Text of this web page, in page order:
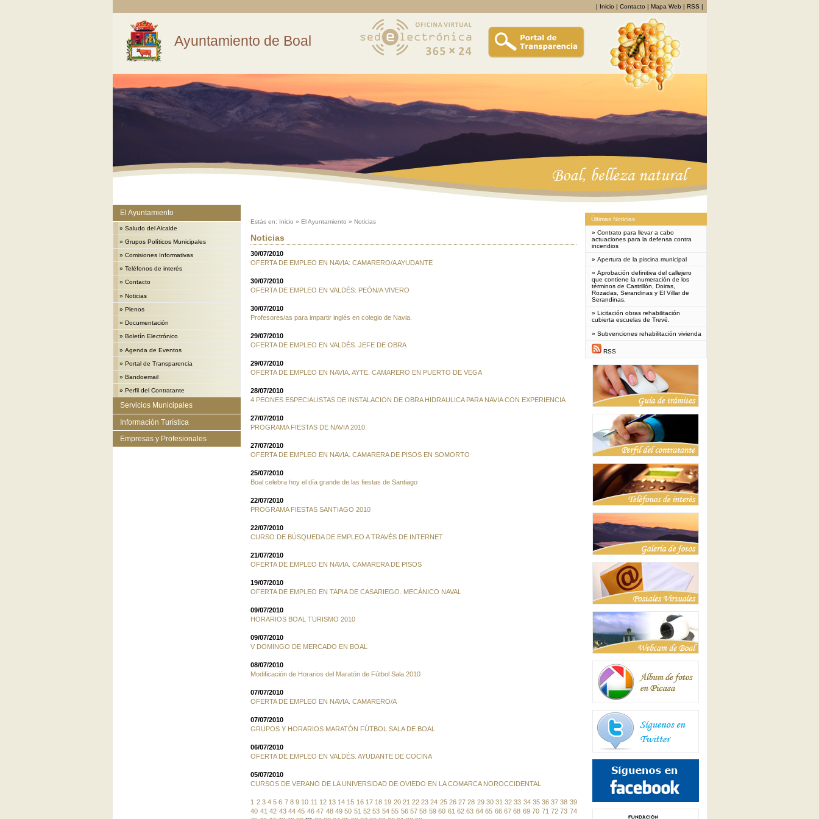
| Inicio |Contacto |Mapa Web |RSS |
Ayuntamiento de Boal
El Ayuntamiento
» Saludo del Alcalde
» Grupos Políticos Municipales
» Comisiones Informativas
» Teléfonos de interés
» Contacto
» Noticias
» Plenos
» Documentación
» Boletín Electrónico
» Agenda de Eventos
» Portal de Transparencia
» Bandoemail
» Perfil del Contratante
Servicios Municipales
Información Turística
Empresas y Profesionales
Estás en: Inicio »El Ayuntamiento »Noticias
Noticias
30/07/2010
OFERTA DE EMPLEO EN NAVIA: CAMARERO/A AYUDANTE
30/07/2010
OFERTA DE EMPLEO EN VALDÉS: PEÓN/A VIVERO
30/07/2010
Profesores/as para impartir inglés en colegio de Navia.
29/07/2010
OFERTA DE EMPLEO EN VALDÉS. JEFE DE OBRA
29/07/2010
OFERTA DE EMPLEO EN NAVIA. AYTE. CAMARERO EN PUERTO DE VEGA
28/07/2010
4 PEONES ESPECIALISTAS DE INSTALACION DE OBRA HIDRAULICA PARA NAVIA CON EXPERIENCIA
27/07/2010
PROGRAMA FIESTAS DE NAVIA 2010.
27/07/2010
OFERTA DE EMPLEO EN NAVIA. CAMARERA DE PISOS EN SOMORTO
25/07/2010
Boal celebra hoy el día grande de las fiestas de Santiago
22/07/2010
PROGRAMA FIESTAS SANTIAGO 2010
22/07/2010
CURSO DE BÚSQUEDA DE EMPLEO A TRAVÉS DE INTERNET
21/07/2010
OFERTA DE EMPLEO EN NAVIA. CAMARERA DE PISOS
19/07/2010
OFERTA DE EMPLEO EN TAPIA DE CASARIEGO. MECÁNICO NAVAL
09/07/2010
HORARIOS BOAL TURISMO 2010
09/07/2010
V DOMINGO DE MERCADO EN BOAL
08/07/2010
Modificación de Horarios del Maratón de Fútbol Sala 2010
07/07/2010
OFERTA DE EMPLEO EN NAVIA. CAMARERO/A
07/07/2010
GRUPOS Y HORARIOS MARATÓN FÚTBOL SALA DE BOAL
06/07/2010
OFERTA DE EMPLEO EN VALDÉS. AYUDANTE DE COCINA
05/07/2010
CURSOS DE VERANO DE LA UNIVERSIDAD DE OVIEDO EN LA COMARCA NOROCCIDENTAL
1 2 3 4 5 6 7 8 9 10 11 12 13 14 15 16 17 18 19 20 21 22 23 24 25 26 27 28 29 30 31 32 33 34 35 36 37 38 39
40 41 42 43 44 45 46 47 48 49 50 51 52 53 54 55 56 57 58 59 60 61 62 63 64 65 66 67 68 69 70 71 72 73 74
Últimas Noticias
» Contrato para llevar a cabo
actuaciones para la defensa contra
incendios
» Apertura de la piscina municipal
» Aprobación definitiva del callejero
que contiene la numeración de los
términos de Castrillón, Doiras,
Rozadas, Serandinas y El Villar de
Serandinas.
» Licitación obras rehabilitación
cubierta escuelas de Trevé.
» Subvenciones rehabilitación vivienda
RSS